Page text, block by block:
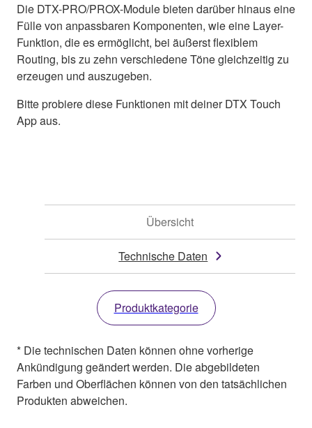
Die DTX-PRO/PROX-Module bieten darüber hinaus eine
Fülle von anpassbaren Komponenten, wie eine Layer-
Funktion, die es ermöglicht, bei äußerst flexiblem
Routing, bis zu zehn verschiedene Töne gleichzeitig zu
erzeugen und auszugeben.
Bitte probiere diese Funktionen mit deiner DTX Touch
App aus.
Übersicht
Technische Daten
Produktkategorie
* Die technischen Daten können ohne vorherige
Ankündigung geändert werden. Die abgebildeten
Farben und Oberflächen können von den tatsächlichen
Produkten abweichen.